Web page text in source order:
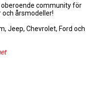
oberoende community för
och årsmodeller!
Jeep, Chevrolet, Ford och